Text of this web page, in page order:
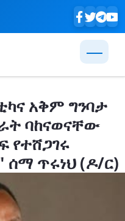
አቅም ግንባታ
ባከናወናቸው
የተሸጋገሩ
ጥሩነህ (ዶ/ር)